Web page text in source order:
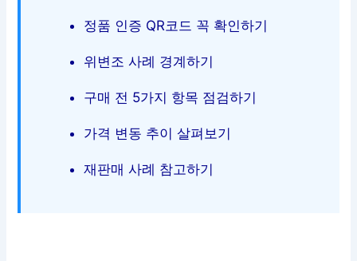
정품 인증 QR코드 꼭 확인하기
위변조 사례 경계하기
구매 전 5가지 항목 점검하기
가격 변동 추이 살펴보기
재판매 사례 참고하기